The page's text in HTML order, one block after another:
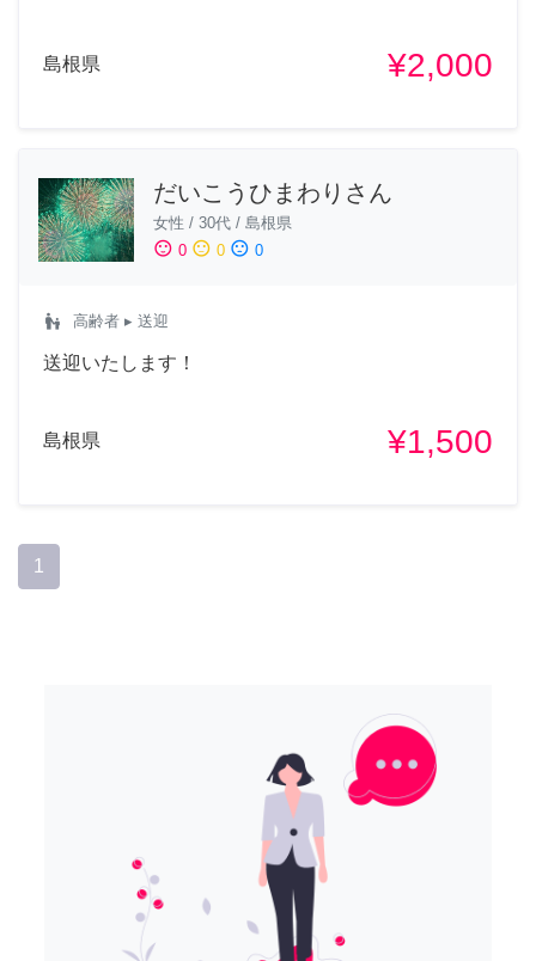
島根県 ¥2,000
だいこうひまわりさん
女性 / 30代 / 島根県
sentiment_satisfied 0 sentiment_neutral 0 sentiment_dissatisfied 0
escalator_warning 高齢者 ▸ 送迎
送迎いたします！
島根県 ¥1,500
1